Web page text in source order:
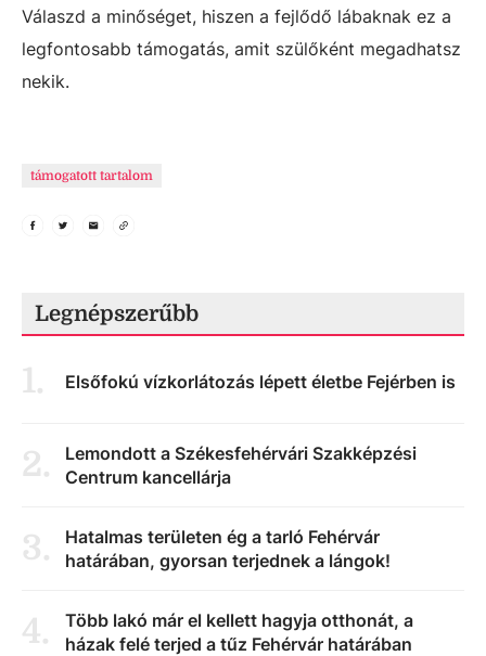
Válaszd a minőséget, hiszen a fejlődő lábaknak ez a
legfontosabb támogatás, amit szülőként megadhatsz
nekik.
támogatott tartalom
Legnépszerűbb
1. Elsőfokú vízkorlátozás lépett életbe Fejérben is
2.
Lemondott a Székesfehérvári Szakképzési
Centrum kancellárja
3.
Hatalmas területen ég a tarló Fehérvár
határában, gyorsan terjednek a lángok!
4.
Több lakó már el kellett hagyja otthonát, a
házak felé terjed a tűz Fehérvár határában